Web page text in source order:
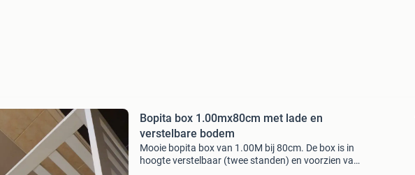
Bopita box 1.00mx80cm met lade en
verstelbare bodem
Mooie bopita box van 1.00M bij 80cm. De box is in
hoogte verstelbaar (twee standen) en voorzien van